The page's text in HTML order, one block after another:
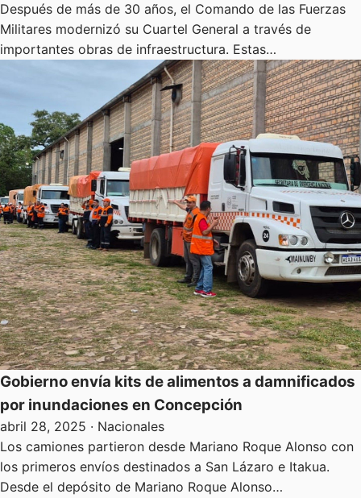
Después de más de 30 años, el Comando de las Fuerzas
Militares modernizó su Cuartel General a través de
importantes obras de infraestructura. Estas…
Gobierno envía kits de alimentos a damnificados
por inundaciones en Concepción
abril 28, 2025 · Nacionales
Los camiones partieron desde Mariano Roque Alonso con
los primeros envíos destinados a San Lázaro e Itakua.
Desde el depósito de Mariano Roque Alonso…